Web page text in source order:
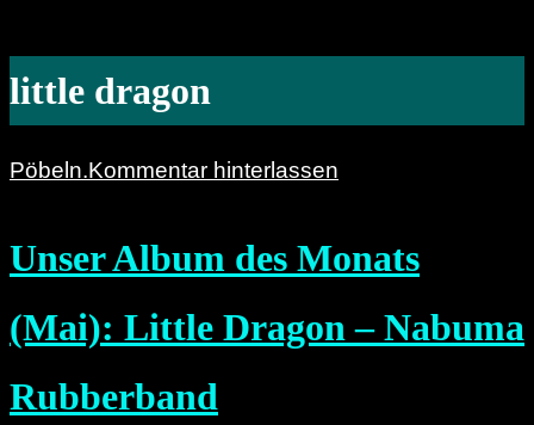
little dragon
Pöbeln.Kommentar hinterlassen
Unser Album des Monats
(Mai): Little Dragon – Nabuma
Rubberband